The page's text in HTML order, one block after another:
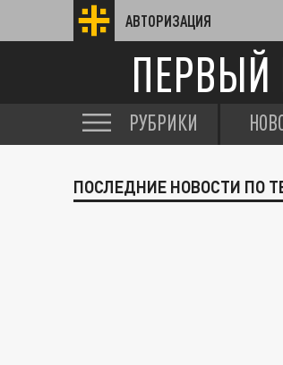
АВТОРИЗАЦИЯ
ПЕРВЫЙ
РУБРИКИ
ПОСЛЕДНИЕ НОВОСТИ ПО